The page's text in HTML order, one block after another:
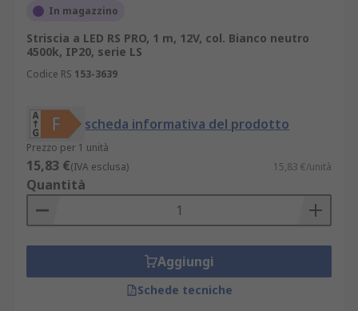
In magazzino
Striscia a LED RS PRO, 1 m, 12V, col. Bianco neutro
4500k, IP20, serie LS
Codice RS 153-3639
scheda informativa del prodotto
Prezzo per 1 unità
15,83 €(IVA esclusa) 15,83 €/unità
Quantità
Aggiungi
Schede tecniche